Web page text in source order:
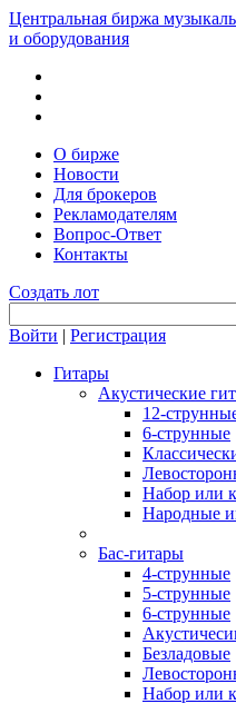
Центральная биржа
и оборудования
О бирже
Новости
Для брокеров
Рекламодателям
Вопрос-Ответ
Контакты
Создать лот
Войти | Регистрация
Гитары
Акустические
12-
6-струнные
Набор или
Народные
Бас-гитары
4-струнные
5-струнные
6-струнные
Безладовые
Набор или